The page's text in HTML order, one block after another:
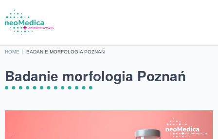
HOME BADANIE MORFOLOGIA POZNAŃ
Badanie morfologia PoznańCennik
O nas